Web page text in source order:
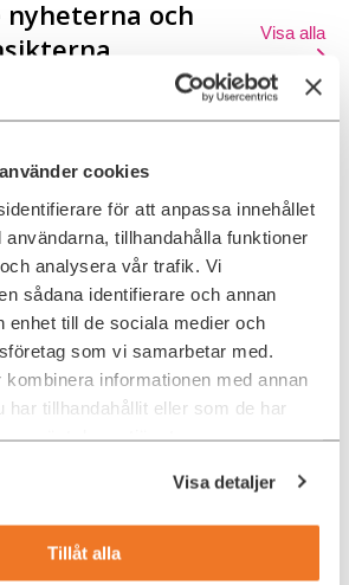
cookies
för att anpassa innehållet
tillhandahålla funktioner
analysera vår trafik. Vi
sådana identifierare och annan
enhet till de sociala medier och
som vi samarbetar med.
informationen med annan
har tillhandahållit eller som de har
använt deras tjänster.
Visa detaljer
Tillåt alla
nyheterna och
Visa alla
senior utvecklare